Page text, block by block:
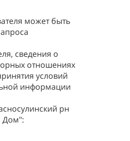
может быть
сведения о
отношениях
условий
информации
рн
Дом":